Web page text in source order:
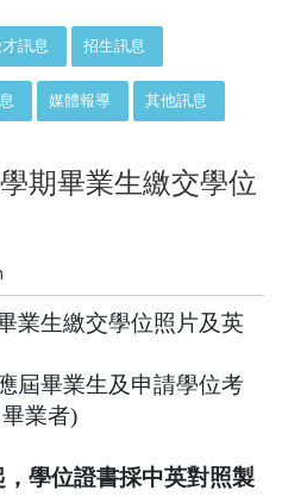
訊息 招生訊息
媒體報導 其他訊息
期畢業生繳交學位
業生繳交學位照片及英
屆畢業生及申請學位考
畢業者)
，學位證書採中英對照製